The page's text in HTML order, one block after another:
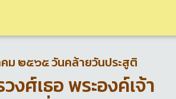
ม ๒๕๖๕ วันคล้ายวันประสูติ
วงศ์เธอ พระองค์เจ้า